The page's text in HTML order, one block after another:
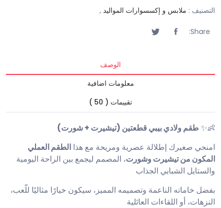
التصنيف : ملابس و إكسسوارات المواليد ,
Share:
الوصف
معلومات اضافية
تقييمات ( 50 )
👶✨طقم ولادي بيبي قطعتين (تيشيرت + شورت)
امنحي صغيرك إطلالة عصرية ومريحة مع هذا الطقم العملي
المكون من تيشيرت وشورت، المصمم ليجمع بين الراحة اليومية
والستايل الشبابي الجذاب
بفضل خاماته الناعمة وتصميمه المميز، سيكون خيارًا مثاليًا للّعب،
النزهات، أو اللقاءات العائلية